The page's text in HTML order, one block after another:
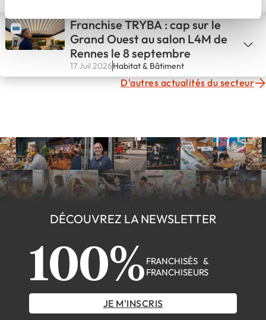
Franchise TRYBA : cap sur le
Grand Ouest au salon L4M de
Rennes le 8 septembre
17 Juil 2026Habitat & Bâtiment
D'autres actualités du secteur
DÉCOUVREZ LA NEWSLETTER
100% FRANCHISÉS &
FRANCHISEURS
JE M'INSCRIS